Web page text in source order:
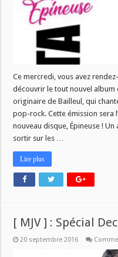
Ce mercredi, vous avez
découvrir le tout nouvel album
originaire de Bailleul, qui
pop-rock. Cette émission sera
nouveau disque, Épineuse !
sortir sur les …
Lire plus
[ MJV ] : Spécial
20 septembre 2016